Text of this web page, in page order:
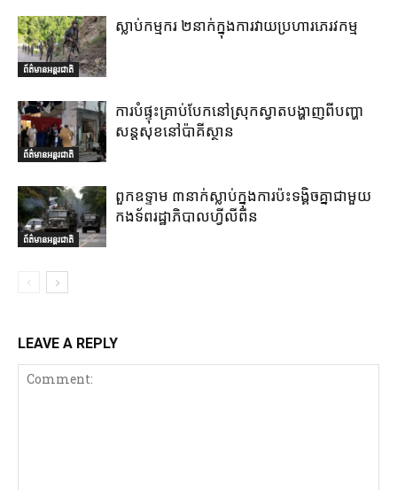
ព័ត៌មានអន្តរជាតិ
ស្លាប់កម្មករ ២នាក់ក្នុងការវាយប្រហារភេរវកម្ម
ព័ត៌មានអន្តរជាតិ
ការបំផ្ទុះគ្រាប់បែកនៅស្រុកស្វាតបង្ហាញពីបញ្ហា
សន្តសុខនៅប៉ាគីស្ថាន
ព័ត៌មានអន្តរជាតិ
ពួកឧទ្ទាម ៣នាក់ស្លាប់ក្នុងការប៉ះទង្គិចគ្នាជាមួយ
កងទ័ពរដ្ឋាភិបាលហ្វីលីពីន
LEAVE A REPLY